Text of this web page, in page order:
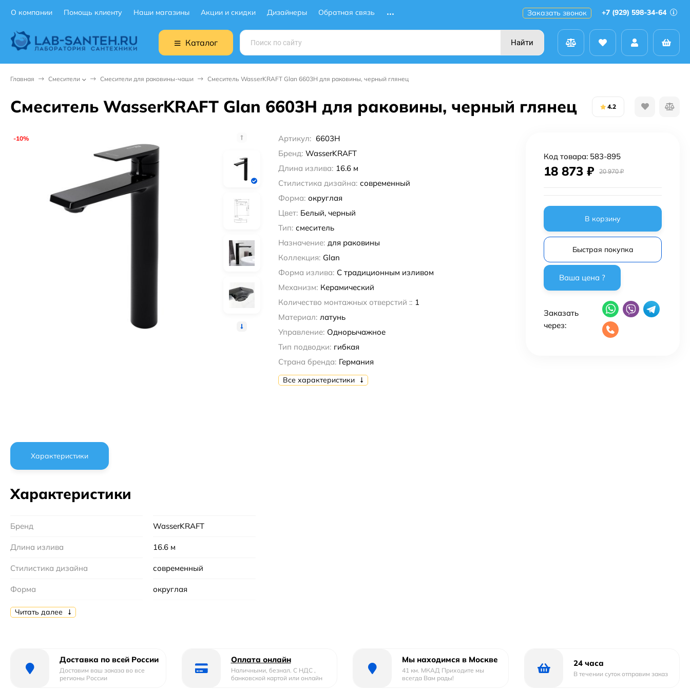
О компании Помощь клиенту Наши магазины Акции и скидки Дизайнеры Обратная связь Заказать звонок +7 (929) 598-34-64
Каталог Найти
Главная Смесители Смесители для раковины-чаши Смеситель WasserKRAFT Glan 6603H для раковины, черный глянец
Смеситель WasserKRAFT Glan 6603H для раковины, черный глянец 4.2
-10% Артикул: 6603H
Бренд: WasserKRAFT
Длина излива: 16.6 м
Стилистика дизайна: современный
Форма: округлая
Цвет: Белый, черный
Тип: смеситель
Назначение: для раковины
Коллекция: Glan
Форма излива: С традиционным изливом
Механизм: Керамический
Количество монтажных отверстий :: 1
Материал: латунь
Управление: Однорычажное
Тип подводки: гибкая
Страна бренда: Германия
Все характеристики
Код товара: 583-895
18 873 ₽ 20 970₽
В корзину
Быстрая покупка
Заказать
через:
Характеристики
Характеристики
Бренд WasserKRAFT
Длина излива 16.6 м
Стилистика дизайна современный
Форма округлая
Цвет
Коллекция
Читать далее
Доставка по всей России
Доставим ваш заказа во все
регионы России
Оплата онлайн
Наличными, безнал. С НДС ,
банковской картой или онлайн
Мы находимся в Москве
41 км. МКАД Приходите мы
всегда Вам рады!
24 часа
В течении суток отправим заказ